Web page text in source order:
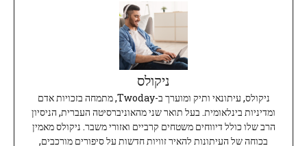
ניקולס
ניקולס, עיתונאי ותיק ומוערך ב-Twoday, מתמחה בזכויות אדם
ומדיניות בינלאומית. בעל תואר שני מהאוניברסיטה העברית, הניסיון
הרב שלו כולל דיווחים משטחים קרביים ואזורי משבר. ניקולס מאמין
בכוחה של העיתונות להאיר זוויות חדשות על סיפורים מורכבים,